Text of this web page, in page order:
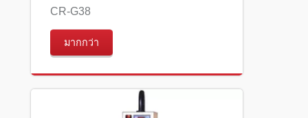
CR-G38
มากกว่า